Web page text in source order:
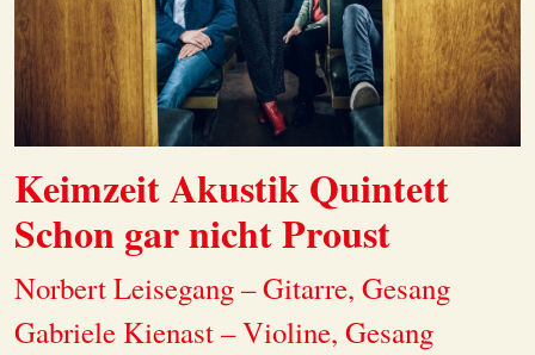
Keimzeit Akustik Quintett
Schon gar nicht Proust
Norbert Leisegang – Gitarre, Gesang
Gabriele Kienast – Violine, Gesang